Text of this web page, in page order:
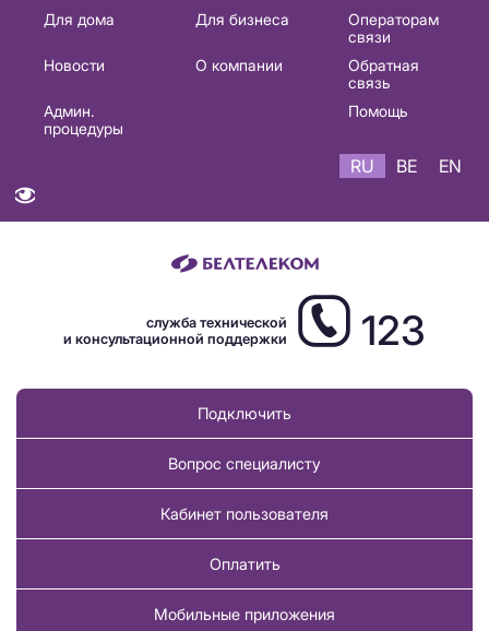
Основная
навигация
Для дома Для бизнеса
Операторам
связи
Новости
О компании
Обратная
связь
Админ.
процедуры
Помощь
RU BE EN
служба технической
и консультационной поддержки
123
Подключить
Вопрос специалисту
Кабинет пользователя
Оплатить
Мобильные приложения